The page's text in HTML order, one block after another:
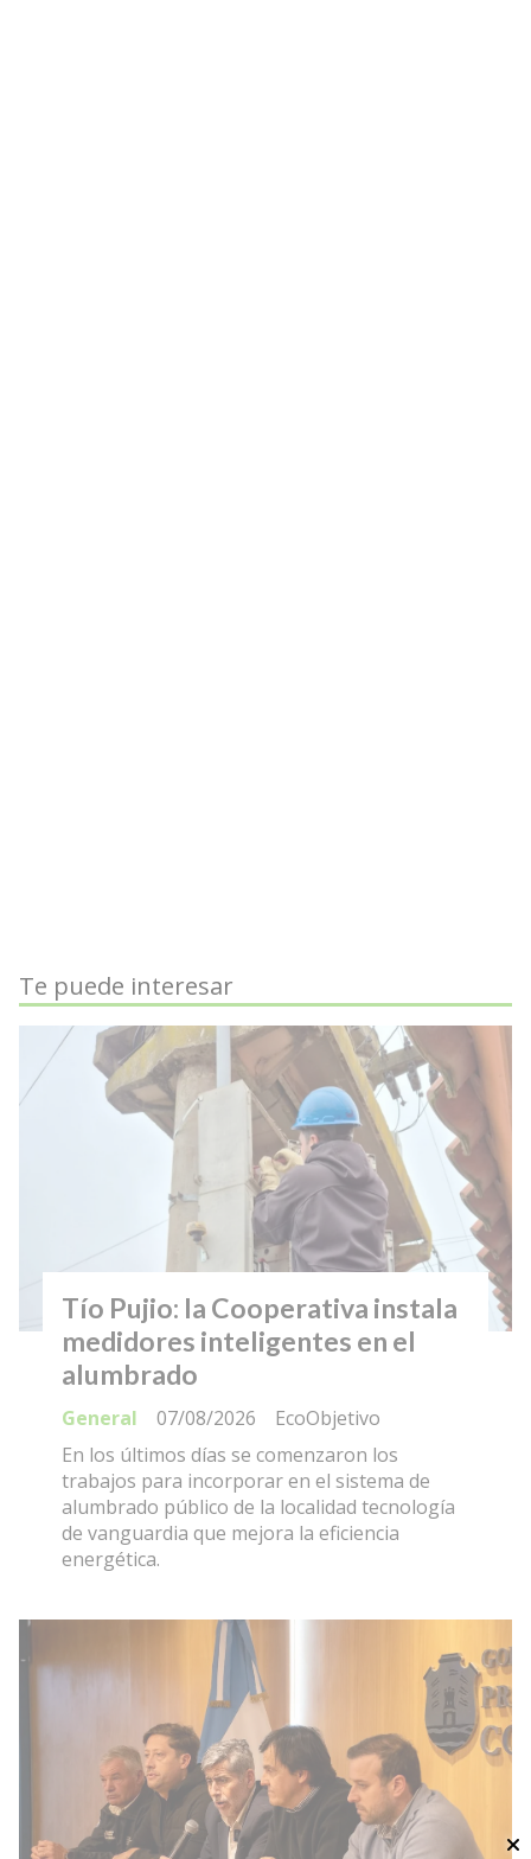
Te puede interesar
Tío Pujio: la Cooperativa instala
medidores inteligentes en el
alumbrado
EcoObjetivo
General
07/08/2026
En los últimos días se comenzaron los
trabajos para incorporar en el sistema de
alumbrado público de la localidad tecnología
de vanguardia que mejora la eficiencia
energética.